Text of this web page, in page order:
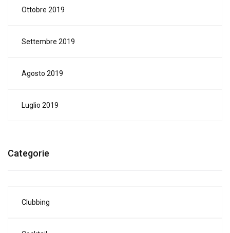
Ottobre 2019
Settembre 2019
Agosto 2019
Luglio 2019
Categorie
Clubbing